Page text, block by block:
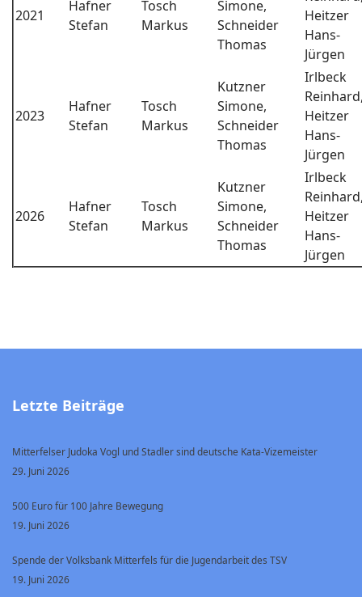
2021
Hafner
Stefan
Tosch
Markus
Simone,
Schneider
Thomas
Heitzer
Hans-
Jürgen
2023
Hafner
Stefan
Tosch
Markus
Kutzner
Simone,
Schneider
Thomas
Irlbeck
Heitzer
Hans-
Jürgen
2026
Hafner
Stefan
Tosch
Markus
Kutzner
Simone,
Schneider
Thomas
Irlbeck
Heitzer
Hans-
Jürgen
Letzte Beiträge
Mitterfelser Judoka Vogl und Stadler sind deutsche Kata-Vizemeister
29. Juni 2026
500 Euro für 100 Jahre Bewegung
19. Juni 2026
Spende der Volksbank Mitterfels für die Jugendarbeit des TSV
19. Juni 2026